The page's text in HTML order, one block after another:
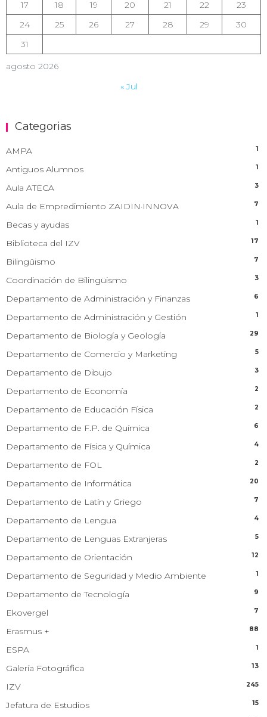
agosto 2026
17 18 19 20 21 22
23
24
25 26 27 28 29
30
31
« Jul
Categorias
AMPA 1
Antiguos Alumnos 1
Aula ATECA 3
Aula de Empredimiento ZAIDIN·INNOVA 7
Becas y ayudas 1
Biblioteca del IZV 17
Bilingüismo 7
Coordinación de Bilingüismo 3
Departamento de Administración y Finanzas 6
Departamento de Administración y Gestión 1
Departamento de Biología y Geología 29
Departamento de Comercio y Marketing 5
Departamento de Dibujo 3
Departamento de Economía 2
Departamento de Educación Física 2
Departamento de F.P. de Química 6
Departamento de Física y Química 4
Departamento de FOL 2
Departamento de Informática 20
Departamento de Latín y Griego 7
Departamento de Lengua 4
Departamento de Lenguas Extranjeras 5
Departamento de Orientación 12
Departamento de Seguridad y Medio Ambiente 1
Departamento de Tecnología 9
Ekovergel 7
Erasmus + 88
ESPA 1
Galería Fotográfica 13
IZV 245
Jefatura de Estudios 15